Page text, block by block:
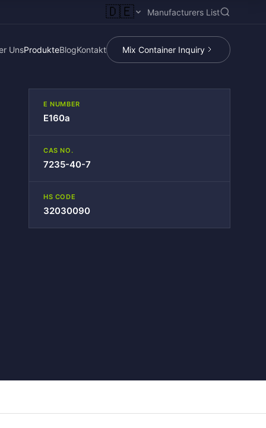
🇩🇪 Manufacturers List
UnsProdukteBlogKontakt Mix Container Inquiry
E NUMBER
E160a
CAS NO.
7235-40-7
HS CODE
32030090